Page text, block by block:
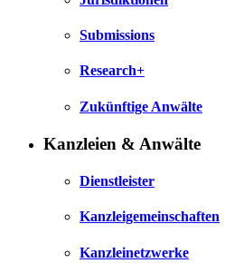
Submissions
Research+
Zukünftige Anwälte
Kanzleien & Anwälte
Dienstleister
Kanzleigemeinschaften
Kanzleinetzwerke